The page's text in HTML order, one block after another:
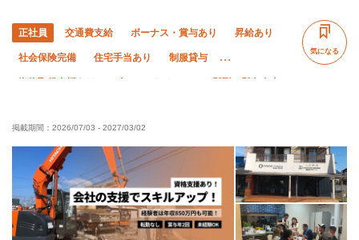
正社員 交通費支給 ボーナス・賞与あり 昇給あり
社会保険完備 住宅手当あり 制服貸与
年齢不問 残業月10時間以下
車・バイク通勤OK
気になる
掲載期間： 2026/07/03 - 2027/03/02